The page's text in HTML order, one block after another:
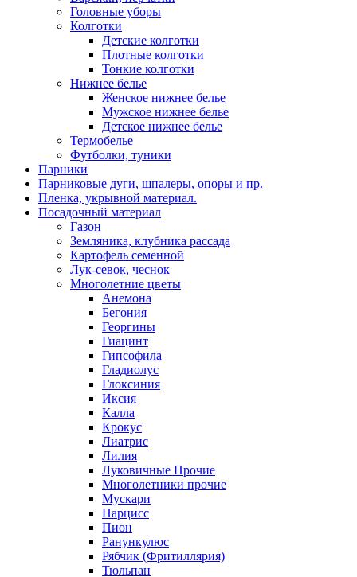
Головные уборы
Колготки
Детские колготки
Плотные колготки
Тонкие колготки
Нижнее белье
Женское нижнее белье
Мужское нижнее белье
Детское нижнее белье
Термобелье
Футболки, туники
Парники
Парниковые дуги, шпалеры, опоры и пр.
Пленка, укрывной материал.
Посадочный материал
Газон
Земляника, клубника рассада
Картофель семенной
Лук-севок, чеснок
Многолетние цветы
Анемона
Бегония
Георгины
Гиацинт
Гипсофила
Гладиолус
Глоксиния
Иксия
Калла
Крокус
Лиатрис
Лилия
Луковичные Прочие
Многолетники прочие
Мускари
Нарцисс
Пион
Ранункулюс
Рябчик (Фритиллярия)
Тюльпан